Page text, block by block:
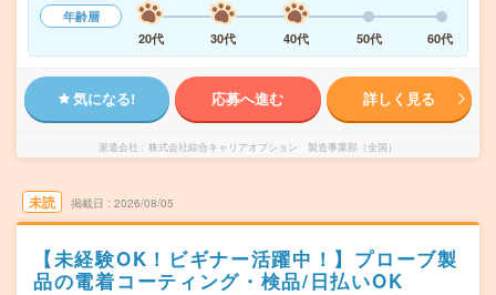
年齢層
20代
30代 40代 50代 60代
気になる! 応募へ進む 詳しく見る
派遣会社 株式会社綜合キャリアオプション 製造事業部（全国）
未読 掲載日 2026/08/05
【未経験OK！ビギナー活躍中！】プローブ製
品の電着コーティング・検品/日払いOK